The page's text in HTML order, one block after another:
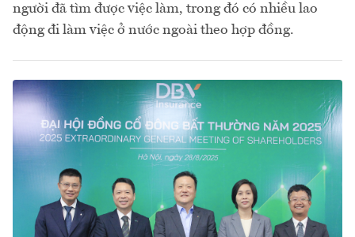
người đã tìm được việc làm, trong đó có nhiều lao
động đi làm việc ở nước ngoài theo hợp đồng.